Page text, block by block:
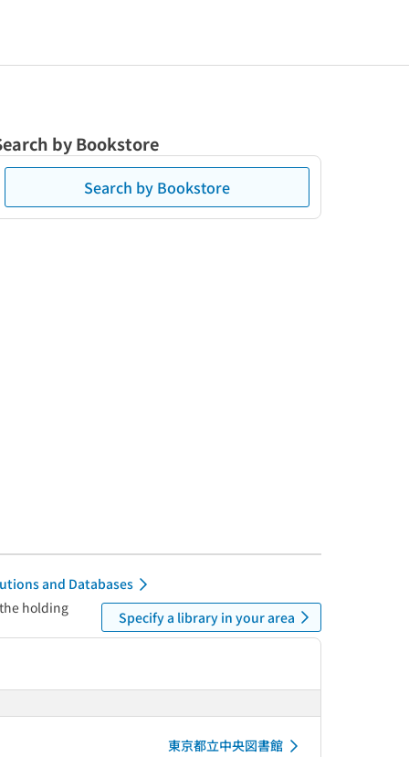
by Bookstore
Search by Bookstore
and Databases
holding
Specify a library in your area
東京都立中央図書館